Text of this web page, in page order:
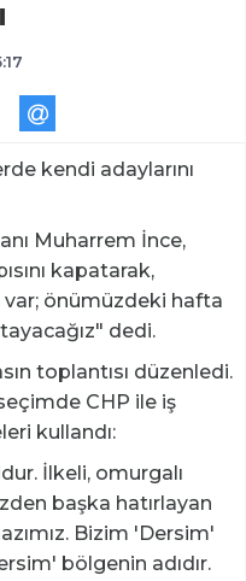
kendi adaylarını
Muharrem İnce,
kapatarak,
var; önümüzdeki hafta
dedi.
toplantısı düzenledi.
CHP ile iş
kullandı:
İlkeli, omurgalı
başka hatırlayan
Bizim 'Dersim'
bölgenin adıdır.